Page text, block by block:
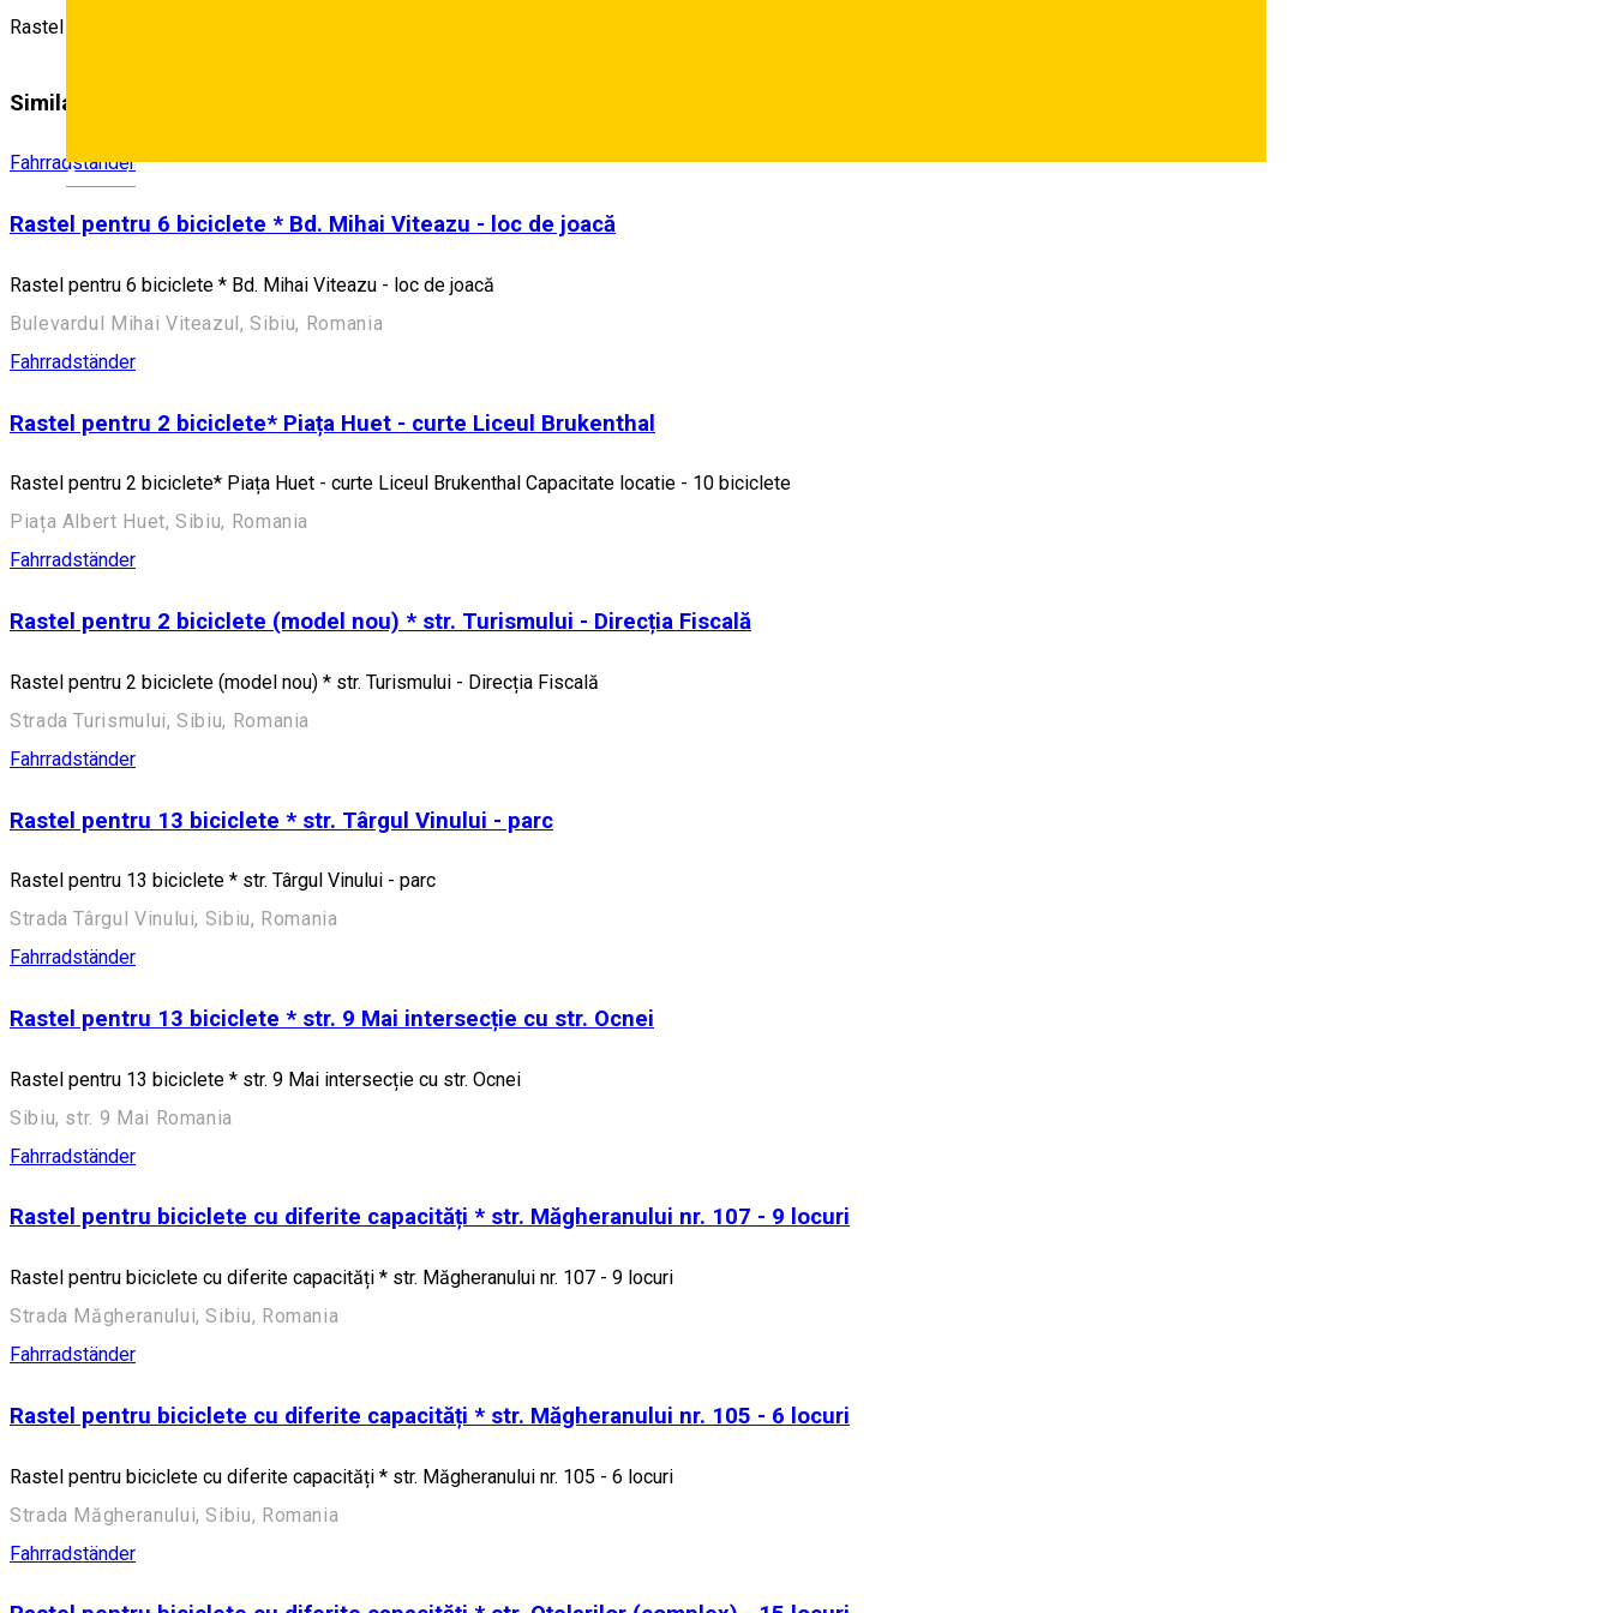
Deutsch
Rastel 2 biciclete * Samuel von Brukenthal - Primărie
Similar Suggestions
Fahrradständer
Rastel pentru 6 biciclete * Bd. Mihai Viteazu - loc de joacă
Rastel pentru 6 biciclete * Bd. Mihai Viteazu - loc de joacă
Bulevardul Mihai Viteazul, Sibiu, Romania
Fahrradständer
Rastel pentru 2 biciclete* Piața Huet - curte Liceul Brukenthal
Rastel pentru 2 biciclete* Piața Huet - curte Liceul Brukenthal Capacitate locatie - 10 biciclete
Piața Albert Huet, Sibiu, Romania
Fahrradständer
Rastel pentru 2 biciclete (model nou) * str. Turismului - Direcția Fiscală
Rastel pentru 2 biciclete (model nou) * str. Turismului - Direcția Fiscală
Strada Turismului, Sibiu, Romania
Fahrradständer
Rastel pentru 13 biciclete * str. Târgul Vinului - parc
Rastel pentru 13 biciclete * str. Târgul Vinului - parc
Strada Târgul Vinului, Sibiu, Romania
Fahrradständer
Rastel pentru 13 biciclete * str. 9 Mai intersecție cu str. Ocnei
Rastel pentru 13 biciclete * str. 9 Mai intersecție cu str. Ocnei
Sibiu, str. 9 Mai Romania
Fahrradständer
Rastel pentru biciclete cu diferite capacități * str. Măgheranului nr. 107 - 9 locuri
Rastel pentru biciclete cu diferite capacități * str. Măgheranului nr. 107 - 9 locuri
Strada Măgheranului, Sibiu, Romania
Fahrradständer
Rastel pentru biciclete cu diferite capacități * str. Măgheranului nr. 105 - 6 locuri
Rastel pentru biciclete cu diferite capacități * str. Măgheranului nr. 105 - 6 locuri
Strada Măgheranului, Sibiu, Romania
Fahrradständer